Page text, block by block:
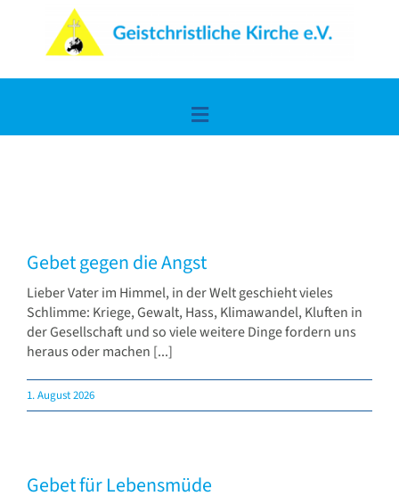
springen
Toggle
Die frohe Botschaft
Spiritualität & Wissen
Gebete
Gebet gegen die Angst
Lieber Vater im Himmel, in der Welt geschieht vieles
Schlimme: Kriege, Gewalt, Hass, Klimawandel, Kluften in
der Gesellschaft und so viele weitere Dinge fordern uns
heraus oder machen [...]
1. August 2026
Gebet für Lebensmüde